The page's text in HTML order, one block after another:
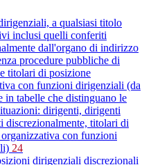
a qualsiasi titolo
inclusi quelli conferiti
dall'organo di indirizzo
procedure pubbliche di
titolari di posizione
con funzioni dirigenziali (da
in tabelle che distinguano le
dirigenti, dirigenti
discrezionalmente, titolari di
con funzioni
24
dirigenziali discrezionali